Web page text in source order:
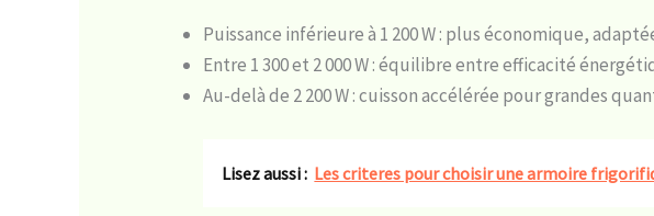
Puissance inférieure à 1 200 W : plus économique,
Entre 1 300 et 2 000 W : équilibre entre efficacité
Au-delà de 2 200 W : cuisson accélérée pour grandes
Lisez aussi : Les criteres pour choisir une armoire